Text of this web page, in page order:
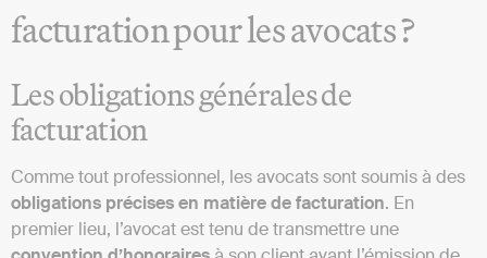
facturation pour les avocats ?
Les obligations générales de
facturation
Comme tout professionnel, les avocats sont soumis à des
obligations précises en matière de facturation. En
premier lieu, l’avocat est tenu de transmettre une